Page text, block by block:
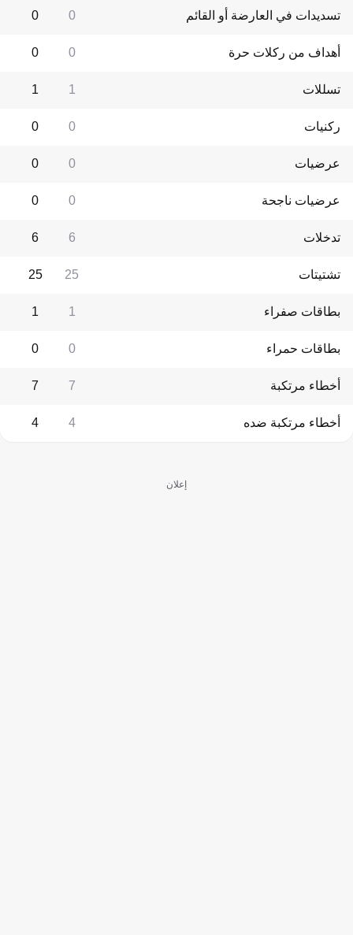
تسديدات في العارضة أو القائم 0
0
أهداف من ركلات حرة 0
0
تسللات 1
1
ركنيات 0
0
عرضيات 0
0
عرضيات ناجحة 0
0
تدخلات 6
6
تشتيتات 25
25
بطاقات صفراء 1
1
بطاقات حمراء 0
0
أخطاء مرتكبة 7
7
أخطاء مرتكبة ضده 4
4
إعلان